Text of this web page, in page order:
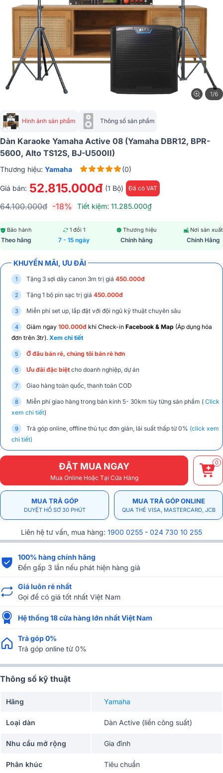
1/6
Hình ảnh sản phẩm Thông số sản phẩm
Dàn Karaoke Yamaha Active 08 (Yamaha DBR12, BPR-
5600, Alto TS12S, BJ-U500II)
Thương hiệu: Yamaha (0)
Giá bán: 52.815.000đ (1 Bộ) Đã có VAT
64.100.000đ -18% Tiết kiệm: 11.285.000₫
Bảo hành
Theo hãng
1 đổi 1
7 - 15 ngày
Thương hiệu
Chính hãng
Nơi sản xuất
Chính Hãng
KHUYẾN MÃI, ƯU ĐÃI
Tặng 3 sợi dây canon 3m trị giá 450.000đ
Tặng 1 bộ pin sạc trị giá 450.000đ
Miễn phí set up, lắp đặt với đội ngũ kỹ thuật chuyên sâu
Giảm ngay 100.000đ khi Check-in Facebook & Map (Áp dụng hóa
đơn trên 3tr). Xem chi tiết
Ở đâu bán rẻ, chúng tôi bán rẻ hơn
Ưu đãi đặc biệt cho doanh nghiệp, dự án
Giao hàng toàn quốc, thanh toán COD
Miễn phí giao hàng trong bán kính 5- 30km tùy từng sản phẩm ( Click
xem chi tiết)
Trả góp online, offline thủ tục đơn giản, lãi suất thấp từ 0% (click xem
chi tiết)
ĐẶT MUA NGAY
Mua Online Hoặc Tại Cửa Hàng
0
MUA TRẢ GÓP
DUYỆT HỒ SƠ 30 PHÚT
MUA TRẢ GÓP ONLINE
QUA THẺ VISA, MASTERCARD, JCB
Liên hệ tư vấn, mua hàng: 1900 0255 - 024 730 10 255
100% hàng chính hãng
Đền gấp 3 lần nếu phát hiện hàng giả
Giá luôn rẻ nhất
Gọi để có giá tốt nhất Việt Nam
Hệ thống 18 cửa hàng lớn nhất Việt Nam
Trả góp 0%
Trả góp online từ 0%
Thông số kỹ thuật
Hãng Yamaha
Loại dàn Dàn Active (liền công suất)
Nhu cầu mở rộng Gia đình
Phân khúc Tiêu chuẩn